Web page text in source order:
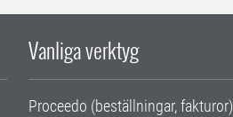
Vanliga verktyg
Proceedo (beställningar, fakturor)